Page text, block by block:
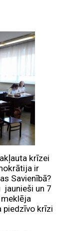
krīzei
ir
Savienībā?
jaunieši un 7
piedzīvo krīzi